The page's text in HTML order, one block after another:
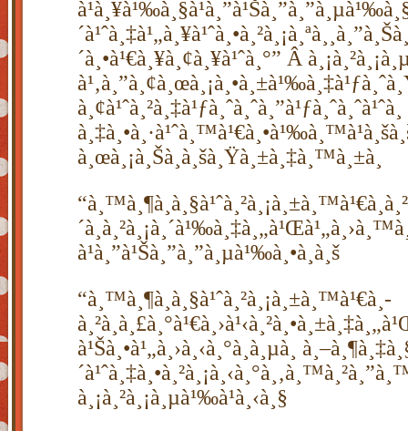
´à¸•à¹€à¸¥à¸¢à¸¥à¹ˆà¸°” Â
à¸œà¸¡à¸Šà¸­à¸šà¸Ÿà¸±à¸‡à¸™à¸±à¸
à¹à¸”à¹Šà¸”à¸”à¸µà¹‰à¸•à¸­à¸š
“à¸™à¸¶à¸à¸§à¹ˆà¸²à¸¡à¸±à¸™à¹€à¸­
à¹Šà¸•à¹„à¸›à¸‹à¸°à¸­à¸µà¸
à¸¡à¸²à¸¡à¸µà¹‰à¹à¸‹à¸§